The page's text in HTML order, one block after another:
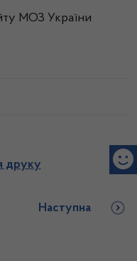
МОЗ України
друку
Наступна